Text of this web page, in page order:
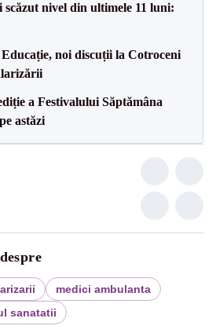
scăzut nivel din ultimele 11 luni:
noi discuții la Cotroceni
a Festivalului Săptămâna
astăzi
medici ambulanta
sanatatii